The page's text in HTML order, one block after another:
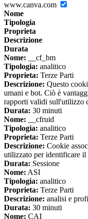
www.canva.com
Nome
Tipologia
Proprieta
Descrizione
Durata
Nome: __cf_bm
Tipologia: analitico
Proprieta: Terze Parti
Descrizione: Questo
umani e bot. Ciò è
rapporti validi sull'utilizzo
Durata: 30 minuti
Nome: __cfruid
Tipologia: analitico
Proprieta: Terze Parti
Descrizione: Cookie
utilizzato per identificare
Durata: Sessione
Nome: ASI
Tipologia: analitico
Proprieta: Terze Parti
Descrizione: analisi e
Durata: 30 minuti
Nome: CAI